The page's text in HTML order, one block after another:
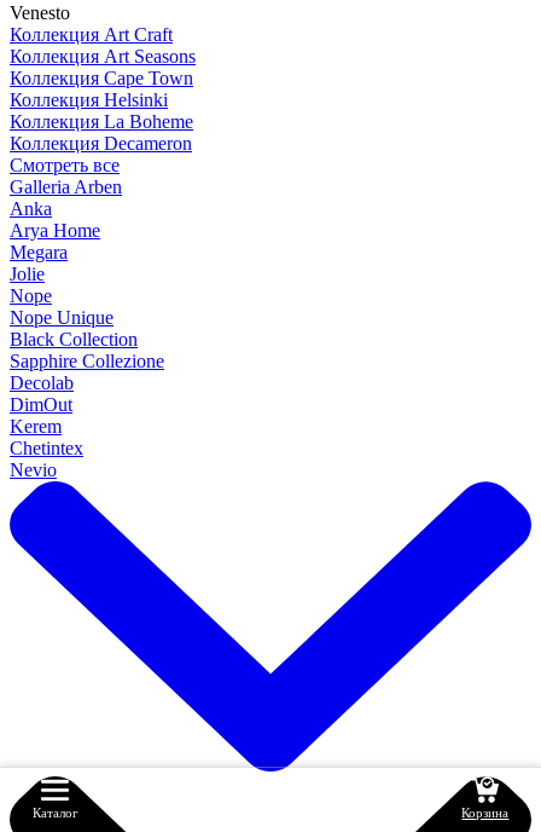
Venesto
Коллекция Art Craft
Коллекция Art Seasons
Коллекция Cape Town
Коллекция Helsinki
Коллекция La Boheme
Коллекция Decameron
Смотреть все
Galleria Arben
Anka
Arya Home
Megara
Jolie
Nope
Nope Unique
Black Collection
Sapphire Collezione
Decolab
DimOut
Kerem
Chetintex
Nevio
Каталог Корзина